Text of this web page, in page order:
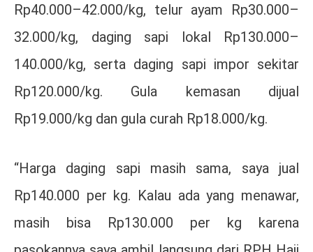
Rp40.000–42.000/kg, telur ayam Rp30.000–
32.000/kg, daging sapi lokal Rp130.000–
140.000/kg, serta daging sapi impor sekitar
Rp120.000/kg. Gula kemasan dijual
Rp19.000/kg dan gula curah Rp18.000/kg.
“Harga daging sapi masih sama, saya jual
Rp140.000 per kg. Kalau ada yang menawar,
masih bisa Rp130.000 per kg karena